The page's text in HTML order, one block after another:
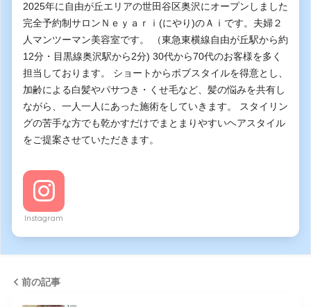
2025年に自由が丘エリアの世田谷区奥沢にオープンしました
完全予約制サロンＮｅｙａｒｉ(にやり)のＡｉです。夫婦２
人マンツーマン美容室です。 （東急東横線自由が丘駅から約
12分・目黒線奥沢駅から2分) 30代から70代のお客様を多く
担当しております。 ショートからボブスタイルを得意とし、
加齢による白髪やパサつき・くせ毛など、髪の悩みを共有し
ながら、一人一人にあった施術をしていきます。 スタイリン
グの苦手な方でも乾かすだけでまとまりやすいヘアスタイル
をご提案させていただきます。
Instagram
前の記事